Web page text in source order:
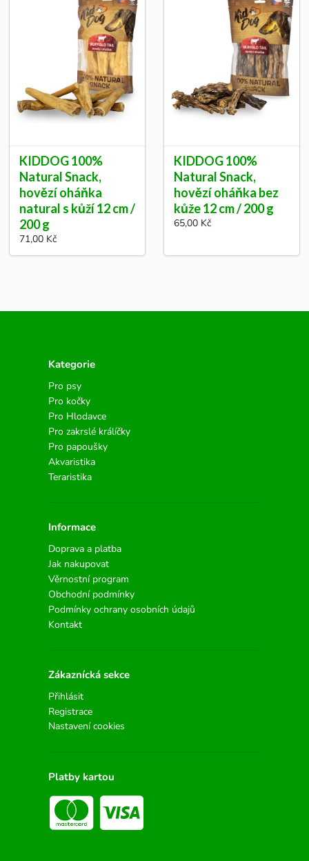
KIDDOG 100%
Natural Snack,
hovězí oháňka
natural s kůží 12 cm /
200 g
71,00 Kč
KIDDOG 100%
Natural Snack,
hovězí oháňka bez
kůže 12 cm / 200 g
65,00 Kč
Kategorie
Pro psy
Pro kočky
Pro Hlodavce
Pro zakrslé králíčky
Pro papoušky
Akvaristika
Teraristika
Informace
Doprava a platba
Jak nakupovat
Věrnostní program
Obchodní podmínky
Podmínky ochrany osobních údajů
Kontakt
Zákaznícká sekce
Přihlásit
Registrace
Nastavení cookies
Platby kartou